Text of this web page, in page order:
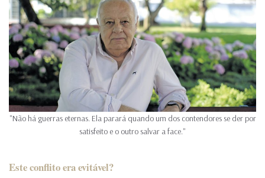
"Não há guerras eternas. Ela parará quando um dos contendores se der por
satisfeito e o outro salvar a face."
Este conflito era evitável?